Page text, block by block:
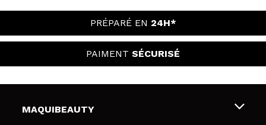
PRÉPARÉ EN 24H*
PAIMENT SÉCURISÉ
MAQUIBEAUTY